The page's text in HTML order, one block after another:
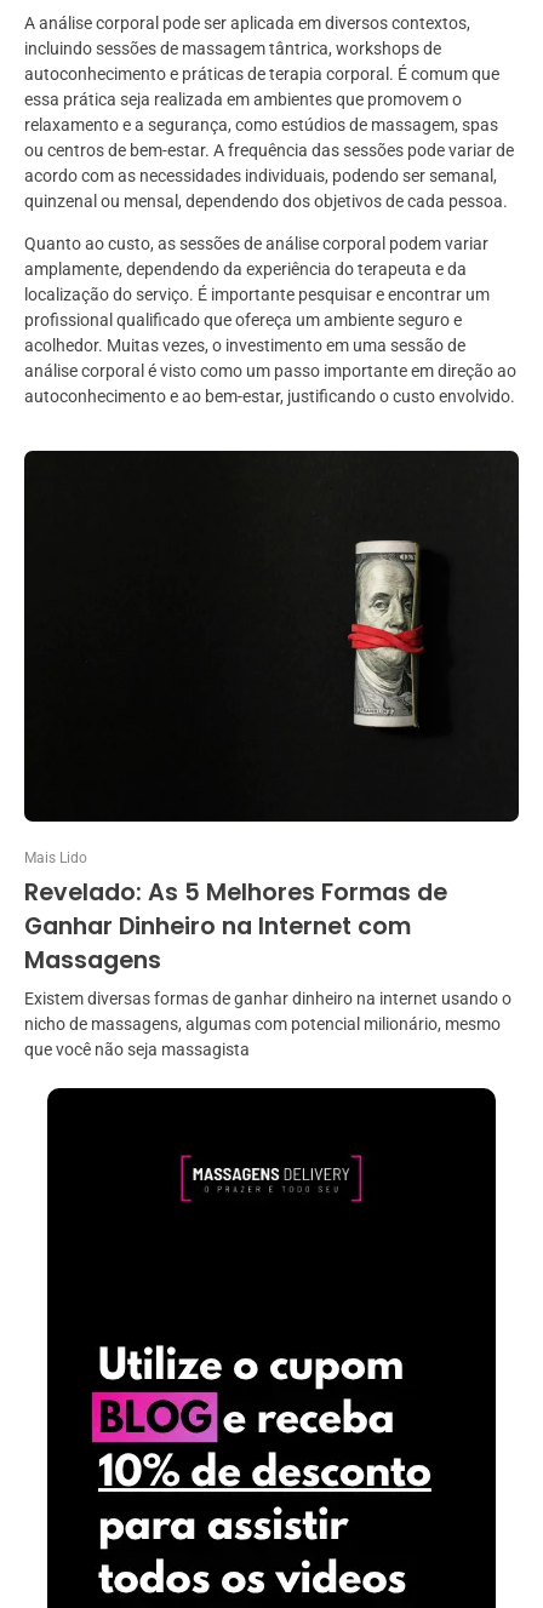
A análise corporal pode ser aplicada em diversos contextos,
incluindo sessões de massagem tântrica, workshops de
autoconhecimento e práticas de terapia corporal. É comum que
essa prática seja realizada em ambientes que promovem o
relaxamento e a segurança, como estúdios de massagem, spas
ou centros de bem-estar. A frequência das sessões pode variar de
acordo com as necessidades individuais, podendo ser semanal,
quinzenal ou mensal, dependendo dos objetivos de cada pessoa.
Quanto ao custo, as sessões de análise corporal podem variar
amplamente, dependendo da experiência do terapeuta e da
localização do serviço. É importante pesquisar e encontrar um
profissional qualificado que ofereça um ambiente seguro e
acolhedor. Muitas vezes, o investimento em uma sessão de
análise corporal é visto como um passo importante em direção ao
autoconhecimento e ao bem-estar, justificando o custo envolvido.
Mais Lido
Revelado: As 5 Melhores Formas de
Ganhar Dinheiro na Internet com
Massagens
Existem diversas formas de ganhar dinheiro na internet usando o
nicho de massagens, algumas com potencial milionário, mesmo
que você não seja massagista